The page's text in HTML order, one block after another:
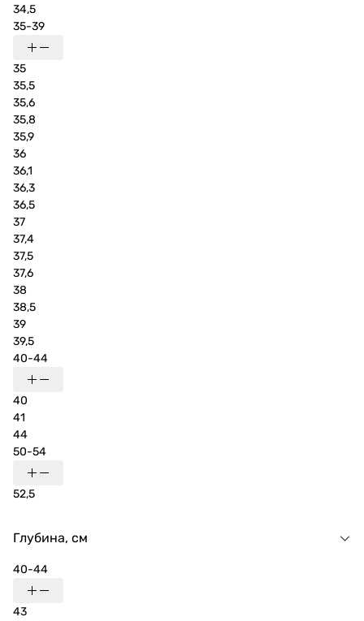
34,5
35-39
35
35,5
35,6
35,8
35,9
36
36,1
36,3
36,5
37
37,4
37,5
37,6
38
38,5
39
39,5
40-44
40
41
44
50-54
52,5
Глубина, см
40-44
43